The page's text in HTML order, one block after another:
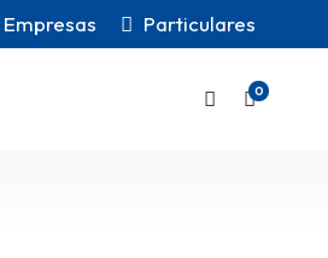
Empresas Particulares
0